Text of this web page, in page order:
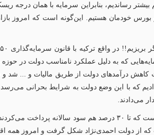
رساندیم، بنابراین سرمایه با همان درجه
بورس خودمان هستیم. این‌گونه است که امروز
که به دلیل عملکرد نامناسب دولت در حوزه
کاهش درآمدهای دولت از طریق مالیات و ... شد
در همان زمان هشدار دادیم که با این وضع دولت به
می‌دادند.
شرایط این روزهای دولت مانند موسسات مالی غیرمجاز چند سال
از دولت احمدی‌نژاد شکل گرفت و امروز همه